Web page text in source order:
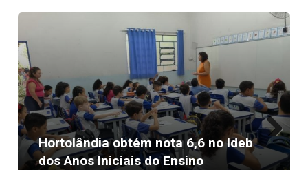
Hortolândia obtém nota 6,6 no Ideb
dos Anos Iniciais do Ensino
Next